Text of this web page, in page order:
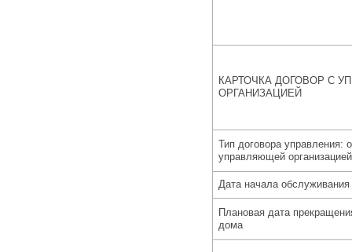
КАРТОЧКА ДОГОВОР С
ОРГАНИЗАЦИЕЙ
Тип договора управления:
управляющей организацией
Дата начала
Плановая дата
дома